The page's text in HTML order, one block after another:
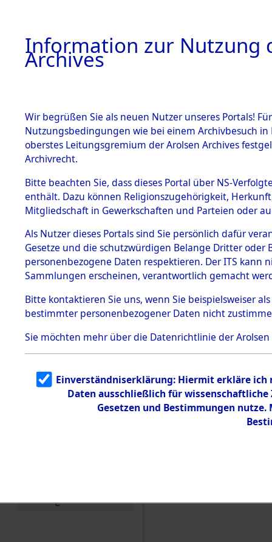
BESTÄNDE
1.
mente
5. Verschiedenes
5.3
Todesmärsche
5.3.1 Alliierte
Erhebungen
zu
Todesmärsch
en
5.3.2
g
5.3.3
Todesmärsch
e
Neunburg
0003
Information zur Nutzung
Archives
Wir begrüßen Sie als neuen Nutzer unseres Portals!
Nutzungsbedingungen wie bei einem Archivbesuch
oberstes Leitungsgremium der Arolsen Archives
Archivrecht.
Bitte beachten Sie, dass dieses Portal über NS-
enthält. Dazu können Religionszugehörigkeit,
Mitgliedschaft in Gewerkschaften und Parteien oder
Als Nutzer dieses Portals sind Sie persönlich dafür
Gesetze und die schutzwürdigen Belange Dritter
personenbezogene Daten respektieren. Der ITS
Sammlungen erscheinen, verantwortlich gemacht
Bitte kontaktieren Sie uns, wenn Sie beispielsweiser
bestimmter personenbezogener Daten nicht
Sie möchten mehr über die Datenrichtlinie der Arolsen
Einverständniserklärung: Hiermit erkläre ich
Daten ausschließlich für
Gesetzen und Bestimmungen